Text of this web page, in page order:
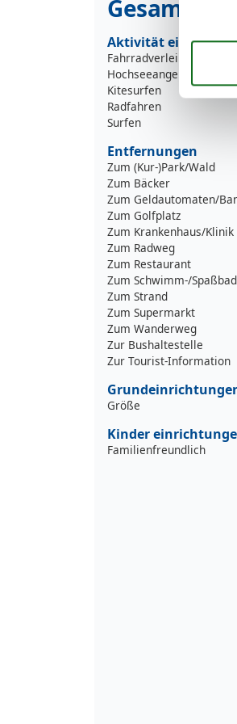
Gesamte
Aktivität
Fahrradverleih
Hochseeangelfahrten
Kitesurfen
Radfahren
Surfen
Entfernungen
Zum (Kur-)Park/Wald
Zum Bäcker
Zum Geldautomaten/
Zum Golfplatz
Zum Krankenhaus/Klinik
Zum Radweg
Zum Restaurant
Zum Schwimm-/Spaßbad
Zum Strand
Zum Supermarkt
Zum Wanderweg
Zur Bushaltestelle
Zur Tourist-Information
Größe
Kinder
Familienfreundlich